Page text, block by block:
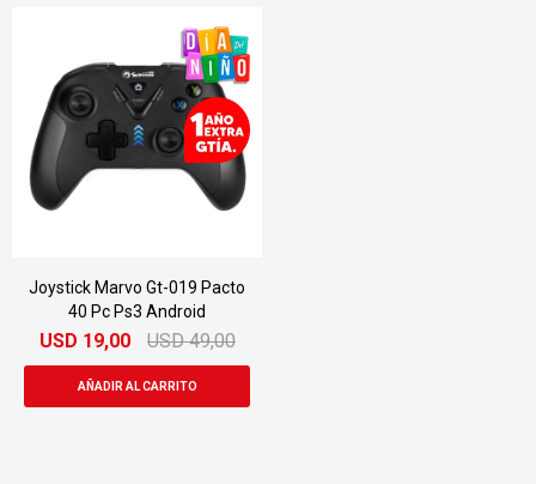
Joystick Marvo Gt-019 Pacto
40 Pc Ps3 Android
USD 19,00 USD 49,00